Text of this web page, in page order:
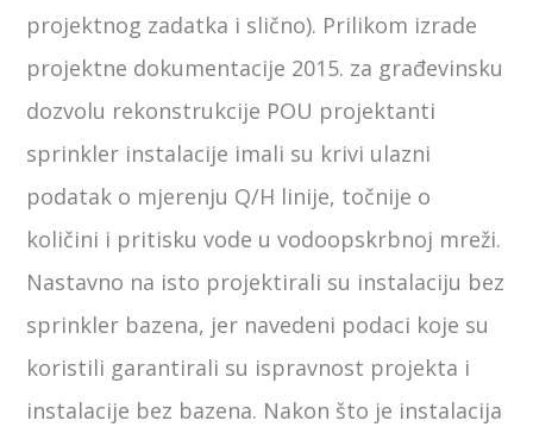
projektnog zadatka i slično). Prilikom izrade
projektne dokumentacije 2015. za građevinsku
dozvolu rekonstrukcije POU projektanti
sprinkler instalacije imali su krivi ulazni
podatak o mjerenju Q/H linije, točnije o
količini i pritisku vode u vodoopskrbnoj mreži.
Nastavno na isto projektirali su instalaciju bez
sprinkler bazena, jer navedeni podaci koje su
koristili garantirali su ispravnost projekta i
instalacije bez bazena. Nakon što je instalacija